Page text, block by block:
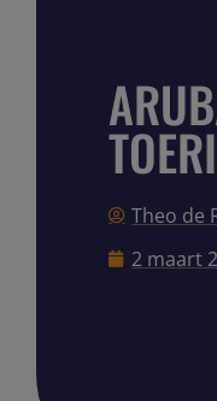
Theo de
2 maart